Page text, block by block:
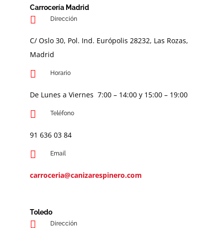
Carrocería Madrid
Dirección
C/ Oslo 30, Pol. Ind. Európolis 28232, Las Rozas,
Madrid
Horario
De Lunes a Viernes 7:00 – 14:00 y 15:00 – 19:00
Teléfono
91 636 03 84
Email
carroceria@canizarespinero.com
Toledo
Dirección